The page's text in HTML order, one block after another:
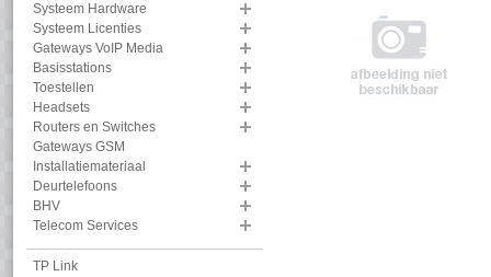
Systeem Hardware
Systeem Licenties
Gateways VoIP Media
Basisstations
Toestellen
Headsets
Routers en Switches
Gateways GSM
Installatiemateriaal
Deurtelefoons
BHV
Telecom Services
TP Link